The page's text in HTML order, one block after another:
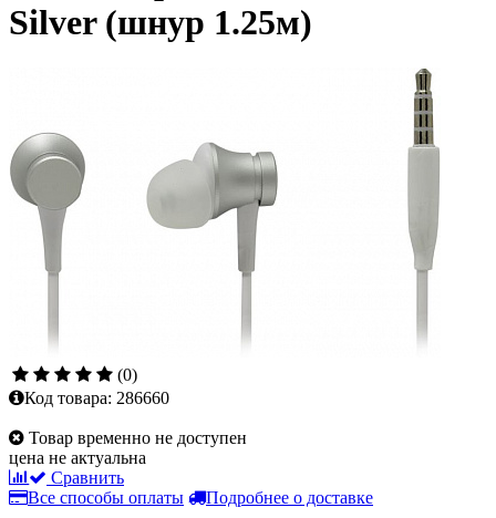
Silver (шнур 1.25м)
(0)
Код товара: 286660
Товар временно не доступен
цена не актуальна
Сравнить
Все способы оплаты
Подробнее о доставке